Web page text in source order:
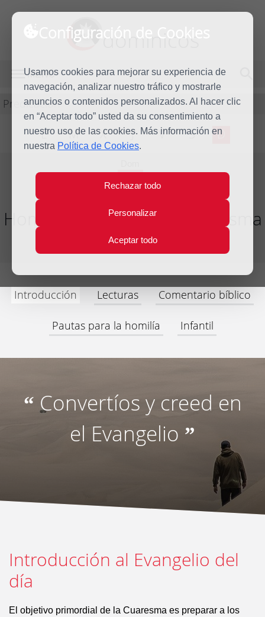
Configuración de Cookies
Usamos cookies para mejorar su experiencia de
navegación, analizar nuestro tráfico y mostrarle
anuncios o contenidos personalizados. Al hacer clic
en “Aceptar todo” usted da su consentimiento a
nuestro uso de las cookies. Más información en
nuestra Política de Cookies.
Rechazar todo
Personalizar
Aceptar todo
dominicos
MENÚ
Predicación
L M X J V S D
18
Feb
Homilía I Domingo de Cuaresma
Año litúrgico 2017 - 2018 - (Ciclo B)
Introducción Lecturas Comentario bíblico
Pautas para la homilía Infantil
“ Convertíos y creed en
el Evangelio ”
Introducción al Evangelio del
día
El objetivo primordial de la Cuaresma es preparar a los